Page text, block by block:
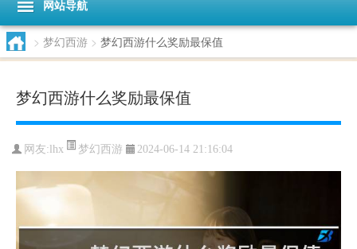
网站导航
> 梦幻西游 > 梦幻西游什么奖励最保值
梦幻西游什么奖励最保值
网友:lhx 梦幻西游 2024-06-14 21:16:04